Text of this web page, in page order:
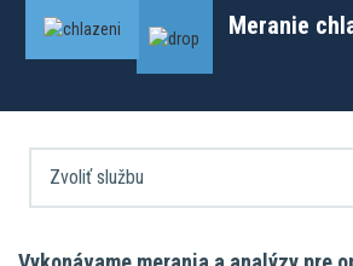
Meranie